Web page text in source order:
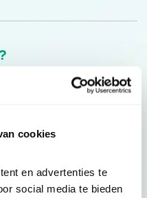
cookies
en advertenties te
social media te bieden
inspiratie, acties en tips